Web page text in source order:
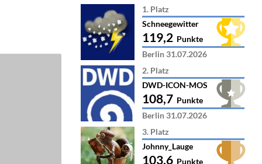
1. Platz
Schneegewitter
119,2 Punkte
Berlin 31.07.2026
2. Platz
DWD-ICON-MOS
108,7 Punkte
Berlin 31.07.2026
3. Platz
Johnny_Lauge
103,6 Punkte